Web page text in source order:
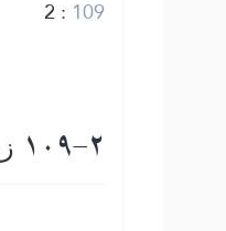
2 : 109
109-2 زه د هغو (شیانو) عبادت نه كوم چی تاسو يې عبادت كوئ